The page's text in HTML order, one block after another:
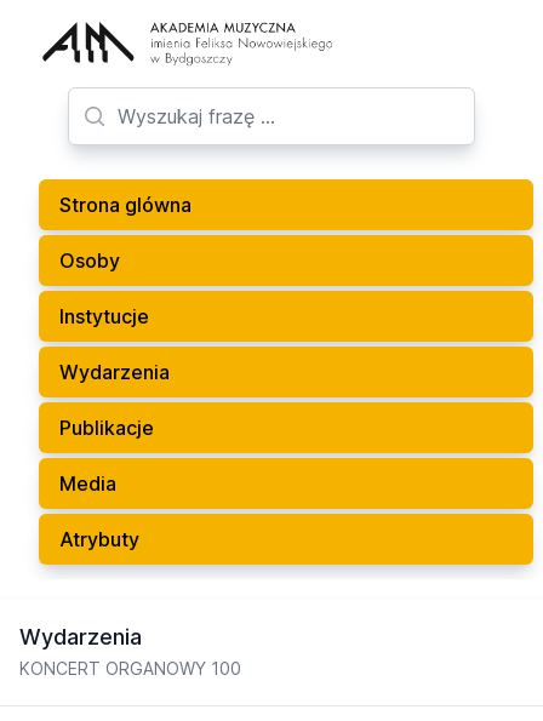
Strona glówna
Osoby
Instytucje
Wydarzenia
Publikacje
Media
Atrybuty
Wydarzenia
KONCERT ORGANOWY 100